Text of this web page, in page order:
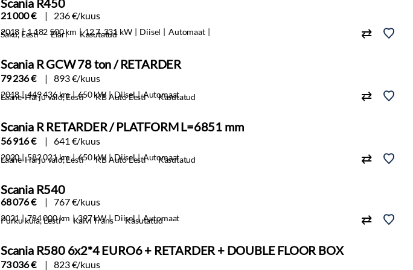
Scania R450
21 000 € 236 €/kuus
2018 1 182 500 km 12.7, 331 kW Diisel Automaat
Saku, Eesti Elari Kasutatud
Scania R GCW 78 ton / RETARDER
79 236 € 893 €/kuus
2018 449 436 km 650 kW Diisel Automaat
Lääne-Harju vald, Eesti KB Auto Eesti Kasutatud
Scania R RETARDER / PLATFORM L=6851 mm
56 916 € 641 €/kuus
2020 582 021 km 650 kW Diisel Automaat
Lääne-Harju vald, Eesti KB Auto Eesti Kasutatud
Scania R540
68 076 € 767 €/kuus
2021 784 000 km 397 kW Diisel Automaat
Purku küla, Eesti Kaivi Trans Kasutatud
Scania R580 6x2*4 EURO6 + RETARDER + DOUBLE FLOOR BOX
73 036 € 823 €/kuus